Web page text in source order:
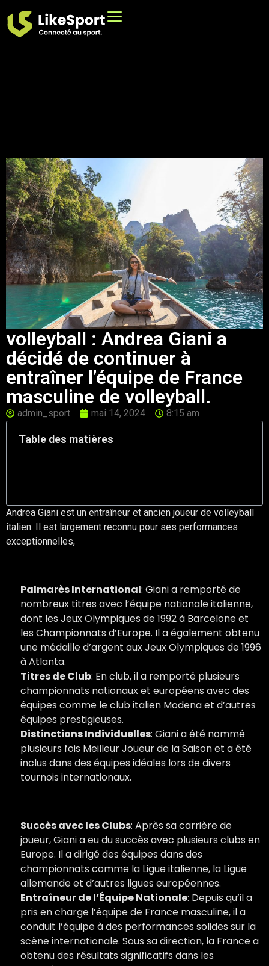
volleyball : Andrea Giani a
décidé de continuer à
entraîner l’équipe de France
masculine de volleyball.
admin_sport mai 14, 2024 8:15 am
Table des matières
Andrea Giani est un entraîneur et ancien joueur de volleyball
italien. Il est largement reconnu pour ses performances
exceptionnelles,
Palmarès International: Giani a remporté de
nombreux titres avec l’équipe nationale italienne,
dont les Jeux Olympiques de 1992 à Barcelone et
les Championnats d’Europe. Il a également obtenu
une médaille d’argent aux Jeux Olympiques de 1996
à Atlanta.
Titres de Club: En club, il a remporté plusieurs
championnats nationaux et européens avec des
équipes comme le club italien Modena et d’autres
équipes prestigieuses.
Distinctions Individuelles: Giani a été nommé
plusieurs fois Meilleur Joueur de la Saison et a été
inclus dans des équipes idéales lors de divers
tournois internationaux.
Succès avec les Clubs: Après sa carrière de
joueur, Giani a eu du succès avec plusieurs clubs en
Europe. Il a dirigé des équipes dans des
championnats comme la Ligue italienne, la Ligue
allemande et d’autres ligues européennes.
Entraîneur de l’Équipe Nationale: Depuis qu’il a
pris en charge l’équipe de France masculine, il a
conduit l’équipe à des performances solides sur la
scène internationale. Sous sa direction, la France a
obtenu des résultats significatifs dans les